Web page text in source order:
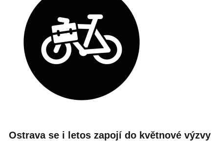
Ostrava se i letos zapojí do květnové výzvy